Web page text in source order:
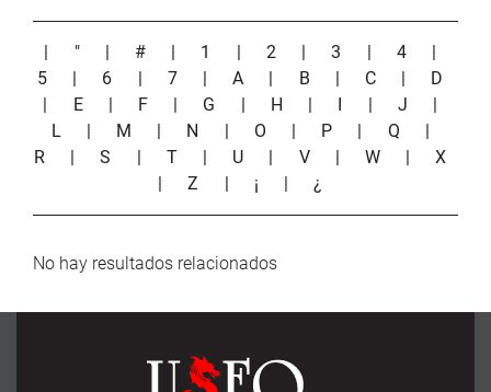
| " | # | 1 | 2 |3 | 4
|
5
| 6 | 7 |A | B | C | D
| E | F | G | H | I | J
|
L
| M | N | O | P | Q
|
R
|S | T | U | V |W |X
|Z | ¡ |¿
No hay resultados relacionados